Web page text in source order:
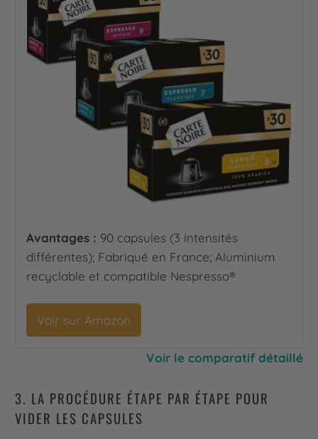
Avantages : 90 capsules (3 intensités
différentes); Fabriqué en France; Aluminium
recyclable et compatible Nespresso®
Voir sur Amazon
Voir le comparatif détaillé
3. LA PROCÉDURE ÉTAPE PAR ÉTAPE POUR
VIDER LES CAPSULES